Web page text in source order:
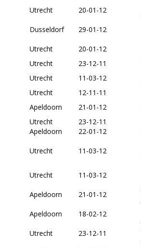
Utrecht 20-01-12
Dusseldorf 29-01-12
Utrecht
20-01-12
Utrecht
23-12-11
Utrecht
11-03-12
Utrecht
12-11-11
Apeldoorn
21-01-12
Utrecht
23-12-11
Apeldoorn 22-01-12
Utrecht 11-03-12
Utrecht 11-03-12
Apeldoorn 21-01-12
Apeldoorn 18-02-12
Utrecht 23-12-11